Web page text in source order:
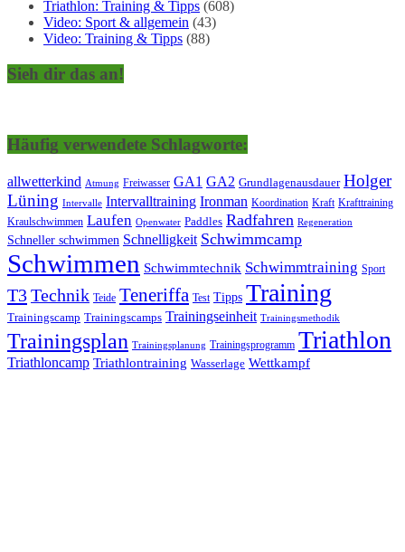
Triathlon: Training & Tipps (608)
Video: Sport & allgemein (43)
Video: Training & Tipps (88)
Sieh dir das an!
Häufig verwendete Schlagworte:
allwetterkind Atmung Freiwasser GA1 GA2 Grundlagenausdauer Holger
Lüning Intervalle Intervalltraining Ironman Koordination Kraft Krafttraining
Kraulschwimmen Laufen Openwater Paddles Radfahren Regeneration
Schneller schwimmen Schnelligkeit Schwimmcamp
Schwimmen Schwimmtechnik Schwimmtraining Sport
T3Technik Teide Teneriffa Test Tipps Training
Trainingscamp Trainingscamps Trainingseinheit Trainingsmethodik
Trainingsplan Trainingsplanung Trainingsprogramm Triathlon
Triathloncamp Triathlontraining Wasserlage Wettkampf